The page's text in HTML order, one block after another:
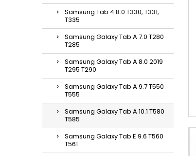
Samsung Tab 4 8.0 T330, T331,
T335
Samsung Galaxy Tab A 7.0 T280
T285
Samsung Galaxy Tab A 8.0 2019
T295 T290
Samsung Galaxy Tab A 9.7 T550
T555
Samsung Galaxy Tab A 10.1 T580
T585
Samsung Galaxy Tab E 9.6 T560
T561